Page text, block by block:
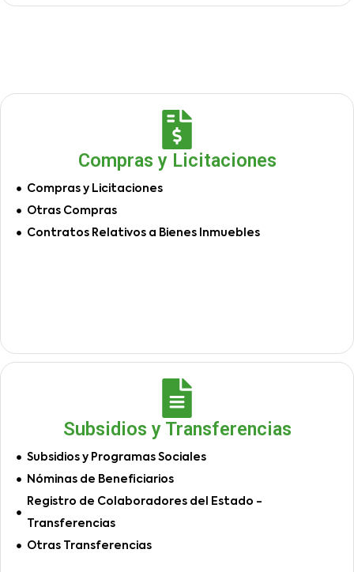
Compras y Licitaciones
Compras y Licitaciones
Otras Compras
Contratos Relativos a Bienes Inmuebles
Subsidios y Transferencias
Subsidios y Programas Sociales
Nóminas de Beneficiarios
Registro de Colaboradores del Estado -
Transferencias
Otras Transferencias